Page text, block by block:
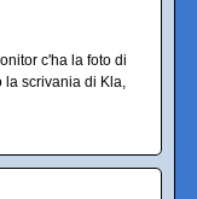
c'ha la foto di
la scrivania di Kla,